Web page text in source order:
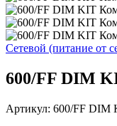
Сетевой (питание от
600/FF DIM
Артикул: 600/FF DIM